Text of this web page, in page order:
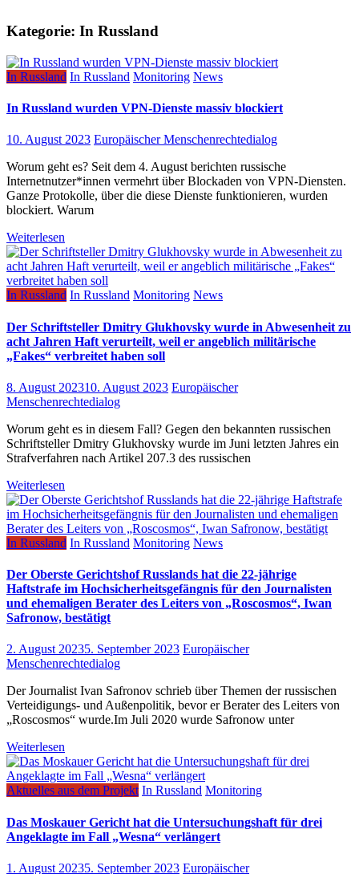
Kategorie: In Russland
In Russland In Russland Monitoring News
In Russland wurden VPN-Dienste massiv blockiert
10. August 2023 Europäischer Menschenrechtedialog
Worum geht es? Seit dem 4. August berichten russische
Internetnutzer*innen vermehrt über Blockaden von VPN-Diensten.
Ganze Protokolle, über die diese Dienste funktionieren, wurden
blockiert. Warum
Weiterlesen
In Russland In Russland Monitoring News
Der Schriftsteller Dmitry Glukhovsky wurde in Abwesenheit zu
acht Jahren Haft verurteilt, weil er angeblich militärische
„Fakes“ verbreitet haben soll
8. August 202310. August 2023 Europäischer
Menschenrechtedialog
Worum geht es in diesem Fall? Gegen den bekannten russischen
Schriftsteller Dmitry Glukhovsky wurde im Juni letzten Jahres ein
Strafverfahren nach Artikel 207.3 des russischen
Weiterlesen
In Russland In Russland Monitoring News
Der Oberste Gerichtshof Russlands hat die 22-jährige
Haftstrafe im Hochsicherheitsgefängnis für den Journalisten
und ehemaligen Berater des Leiters von „Roscosmos“, Iwan
Safronow, bestätigt
2. August 20235. September 2023 Europäischer
Menschenrechtedialog
Der Journalist Ivan Safronov schrieb über Themen der russischen
Verteidigungs- und Außenpolitik, bevor er Berater des Leiters von
„Roscosmos“ wurde.Im Juli 2020 wurde Safronow unter
Weiterlesen
Aktuelles aus dem Projekt In Russland Monitoring
Das Moskauer Gericht hat die Untersuchungshaft für drei
Angeklagte im Fall „Wesna“ verlängert
1. August 20235. September 2023 Europäischer